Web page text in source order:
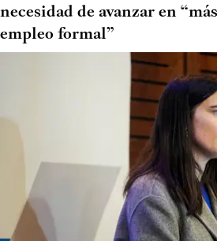
necesidad de avanzar en
empleo formal”